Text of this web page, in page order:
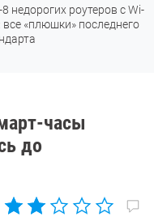
недорогих роутеров с Wi-
все «плюшки» последнего
часы
до